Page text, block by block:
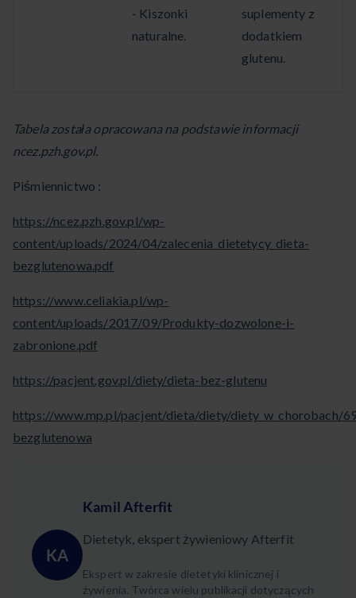
- Kiszonki
naturalne.
suplementy z
dodatkiem
glutenu.
Tabela została opracowana na podstawie informacji
ncez.pzh.gov.pl.
Piśmiennictwo :
https://ncez.pzh.gov.pl/wp-
content/uploads/2024/04/zalecenia_dietetycy_dieta-
bezglutenowa.pdf
https://www.celiakia.pl/wp-
content/uploads/2017/09/Produkty-dozwolone-i-
zabronione.pdf
https://pacjent.gov.pl/diety/dieta-bez-glutenu
https://www.mp.pl/pacjent/dieta/diety/diety_w_chorobach/
bezglutenowa
KA
Kamil Afterfit
Dietetyk, ekspert żywieniowy Afterfit
Ekspert w zakresie dietetyki klinicznej i
żywienia. Twórca wielu publikacji dotyczących